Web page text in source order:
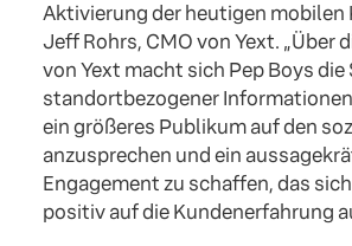
Aktivierung der heutigen mobilen
Jeff Rohrs, CMO von Yext. „Über
von Yext macht sich Pep Boys
standortbezogener
ein größeres Publikum auf den
anzusprechen und ein
Engagement zu schaffen, das
positiv auf die Kundenerfahrung